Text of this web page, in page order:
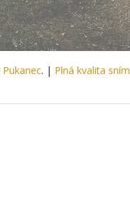
Pukanec. | Plná kvalita